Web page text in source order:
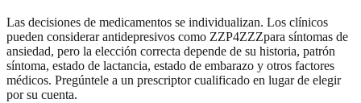
Las decisiones de medicamentos se individualizan. Los clínicos
pueden considerar antidepresivos como ZZP4ZZZpara síntomas de
ansiedad, pero la elección correcta depende de su historia, patrón
síntoma, estado de lactancia, estado de embarazo y otros factores
médicos. Pregúntele a un prescriptor cualificado en lugar de elegir
por su cuenta.